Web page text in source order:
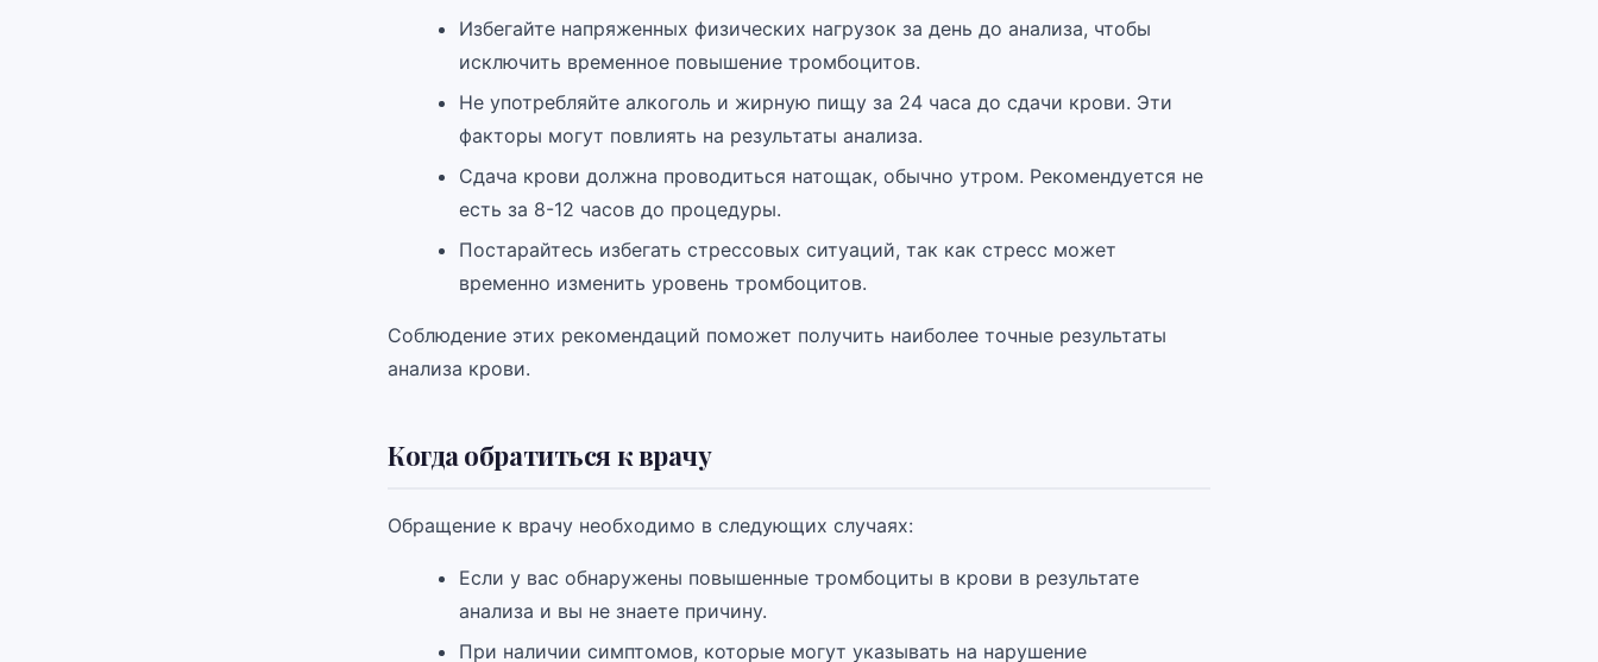
Избегайте напряженных физических нагрузок за день до анализа, чтобы
исключить временное повышение тромбоцитов.
Не употребляйте алкоголь и жирную пищу за 24 часа до сдачи крови. Эти
факторы могут повлиять на результаты анализа.
Сдача крови должна проводиться натощак, обычно утром. Рекомендуется не
есть за 8-12 часов до процедуры.
Постарайтесь избегать стрессовых ситуаций, так как стресс может
временно изменить уровень тромбоцитов.
Соблюдение этих рекомендаций поможет получить наиболее точные результаты
анализа крови.
Когда обратиться к врачу
Обращение к врачу необходимо в следующих случаях:
Если у вас обнаружены повышенные тромбоциты в крови в результате
анализа и вы не знаете причину.
При наличии симптомов, которые могут указывать на нарушение